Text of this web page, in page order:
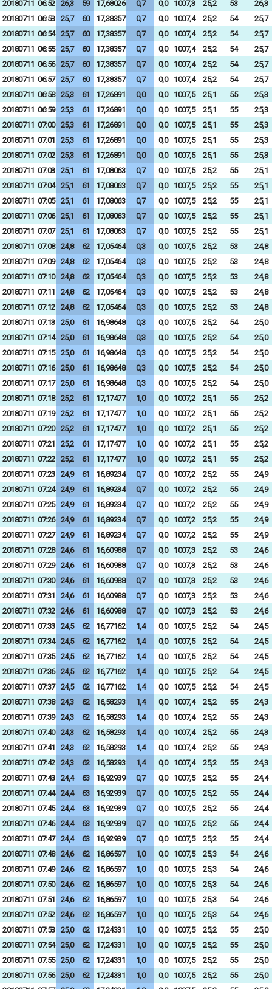
20180711 06:52 26,3 59 17,68026 0,7 0,0 1007,3 25,2 53
26,3
20180711 06:53 25,7 60 17,38357 0,7 0,0 1007,4 25,2 54
25,7
20180711 06:54 25,7 60 17,38357 0,7 0,0 1007,4 25,2 54
25,7
20180711 06:55 25,7 60 17,38357 0,7 0,0 1007,4 25,2 54
25,7
20180711 06:56 25,7 60 17,38357 0,7 0,0 1007,4 25,2 54
25,7
20180711 06:57 25,7 60 17,38357 0,7 0,0 1007,4 25,2 54
25,7
20180711 06:58 25,3 61 17,26891 0,0 0,0 1007,5 25,1 55
25,3
20180711 06:59 25,3 61 17,26891 0,0 0,0 1007,5 25,1 55
25,3
20180711 07:00 25,3 61 17,26891 0,0 0,0 1007,5 25,1 55
25,3
20180711 07:01 25,3 61 17,26891 0,0 0,0 1007,5 25,1 55
25,3
20180711 07:02 25,3 61 17,26891 0,0 0,0 1007,5 25,1 55
25,3
20180711 07:03 25,1 61 17,08063 0,7 0,0 1007,5 25,2 55
25,1
20180711 07:04 25,1 61 17,08063 0,7 0,0 1007,5 25,2 55
25,1
20180711 07:05 25,1 61 17,08063 0,7 0,0 1007,5 25,2 55
25,1
20180711 07:06 25,1 61 17,08063 0,7 0,0 1007,5 25,2 55
25,1
20180711 07:07 25,1 61 17,08063 0,7 0,0 1007,5 25,2 55
25,1
20180711 07:08 24,8 62 17,05464 0,3 0,0 1007,5 25,2 53
24,8
20180711 07:09 24,8 62 17,05464 0,3 0,0 1007,5 25,2 53
24,8
20180711 07:10 24,8 62 17,05464 0,3 0,0 1007,5 25,2 53
24,8
20180711 07:11 24,8 62 17,05464 0,3 0,0 1007,5 25,2 53
24,8
20180711 07:12 24,8 62 17,05464 0,3 0,0 1007,5 25,2 53
24,8
20180711 07:13 25,0 61 16,98648 0,3 0,0 1007,5 25,2 54
25,0
20180711 07:14 25,0 61 16,98648 0,3 0,0 1007,5 25,2 54
25,0
20180711 07:15 25,0 61 16,98648 0,3 0,0 1007,5 25,2 54
25,0
20180711 07:16 25,0 61 16,98648 0,3 0,0 1007,5 25,2 54
25,0
20180711 07:17 25,0 61 16,98648 0,3 0,0 1007,5 25,2 54
25,0
20180711 07:18 25,2 61 17,17477 1,0 0,0 1007,2 25,1 55
25,2
20180711 07:19 25,2 61 17,17477 1,0 0,0 1007,2 25,1 55
25,2
20180711 07:20 25,2 61 17,17477 1,0 0,0 1007,2 25,1 55
25,2
20180711 07:21 25,2 61 17,17477 1,0 0,0 1007,2 25,1 55
25,2
20180711 07:22 25,2 61 17,17477 1,0 0,0 1007,2 25,1 55
25,2
20180711 07:23 24,9 61 16,89234 0,7 0,0 1007,2 25,2 55
24,9
20180711 07:24 24,9 61 16,89234 0,7 0,0 1007,2 25,2 55
24,9
20180711 07:25 24,9 61 16,89234 0,7 0,0 1007,2 25,2 55
24,9
20180711 07:26 24,9 61 16,89234 0,7 0,0 1007,2 25,2 55
24,9
20180711 07:27 24,9 61 16,89234 0,7 0,0 1007,2 25,2 55
24,9
20180711 07:28 24,6 61 16,60988 0,7 0,0 1007,3 25,2 53
24,6
20180711 07:29 24,6 61 16,60988 0,7 0,0 1007,3 25,2 53
24,6
20180711 07:30 24,6 61 16,60988 0,7 0,0 1007,3 25,2 53
24,6
20180711 07:31 24,6 61 16,60988 0,7 0,0 1007,3 25,2 53
24,6
20180711 07:32 24,6 61 16,60988 0,7 0,0 1007,3 25,2 53
24,6
20180711 07:33 24,5 62 16,77162 1,4 0,0 1007,5 25,2 54
24,5
20180711 07:34 24,5 62 16,77162 1,4 0,0 1007,5 25,2 54
24,5
20180711 07:35 24,5 62 16,77162 1,4 0,0 1007,5 25,2 54
24,5
20180711 07:36 24,5 62 16,77162 1,4 0,0 1007,5 25,2 54
24,5
20180711 07:37 24,5 62 16,77162 1,4 0,0 1007,5 25,2 54
24,5
20180711 07:38 24,3 62 16,58293 1,4 0,0 1007,4 25,2 55
24,3
20180711 07:39 24,3 62 16,58293 1,4 0,0 1007,4 25,2 55
24,3
20180711 07:40 24,3 62 16,58293 1,4 0,0 1007,4 25,2 55
24,3
20180711 07:41 24,3 62 16,58293 1,4 0,0 1007,4 25,2 55
24,3
20180711 07:42 24,3 62 16,58293 1,4 0,0 1007,4 25,2 55
24,3
20180711 07:43 24,4 63 16,92939 0,7 0,0 1007,5 25,2 55
24,4
20180711 07:44 24,4 63 16,92939 0,7 0,0 1007,5 25,2 55
24,4
20180711 07:45 24,4 63 16,92939 0,7 0,0 1007,5 25,2 55
24,4
20180711 07:46 24,4 63 16,92939 0,7 0,0 1007,5 25,2 55
24,4
20180711 07:47 24,4 63 16,92939 0,7 0,0 1007,5 25,2 55
24,4
20180711 07:48 24,6 62 16,86597 1,0 0,0 1007,5 25,3 54
24,6
20180711 07:49 24,6 62 16,86597 1,0 0,0 1007,5 25,3 54
24,6
20180711 07:50 24,6 62 16,86597 1,0 0,0 1007,5 25,3 54
24,6
20180711 07:51 24,6 62 16,86597 1,0 0,0 1007,5 25,3 54
24,6
20180711 07:52 24,6 62 16,86597 1,0 0,0 1007,5 25,3 54
24,6
20180711 07:53 25,0 62 17,24331 1,0 0,0 1007,5 25,2 55
25,0
20180711 07:54 25,0 62 17,24331 1,0 0,0 1007,5 25,2 55
25,0
20180711 07:55 25,0 62 17,24331 1,0 0,0 1007,5 25,2 55
25,0
20180711 07:56 25,0 62 17,24331 1,0 0,0 1007,5 25,2 55
25,0